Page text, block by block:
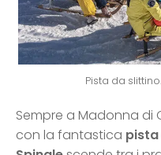
Pista da
Sempre a Madonna di
con la fantastica